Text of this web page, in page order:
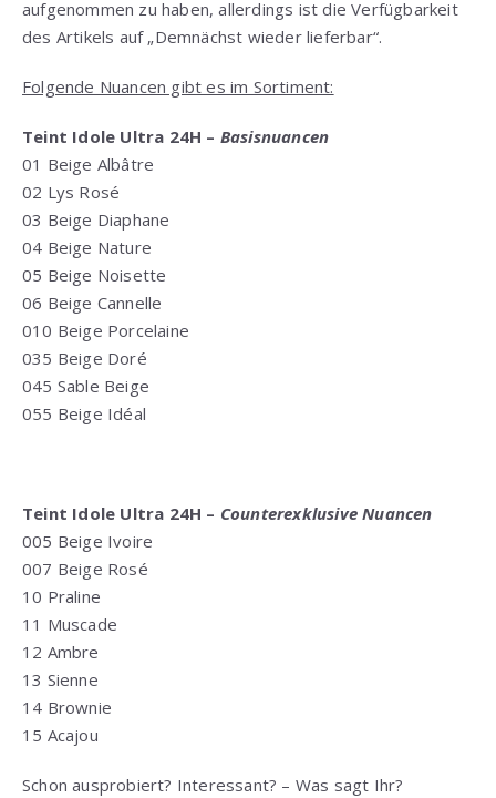
aufgenommen zu haben, allerdings ist die Verfügbarkeit
des Artikels auf „Demnächst wieder lieferbar“.
Folgende Nuancen gibt es im Sortiment:
Teint Idole Ultra 24H – Basisnuancen
01 Beige Albâtre
02 Lys Rosé
03 Beige Diaphane
04 Beige Nature
05 Beige Noisette
06 Beige Cannelle
010 Beige Porcelaine
035 Beige Doré
045 Sable Beige
055 Beige Idéal
Teint Idole Ultra 24H – Counterexklusive Nuancen
005 Beige Ivoire
007 Beige Rosé
10 Praline
11 Muscade
12 Ambre
13 Sienne
14 Brownie
15 Acajou
Schon ausprobiert? Interessant? – Was sagt Ihr?